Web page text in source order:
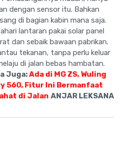
dengan sensor itu. Bahkan
di bagian kabin mana saja.
lantaran pakai solar panel
dan sebaik bawaan pabrikan.
tekanan, tanpa perlu keluar
di jalan bebas hambatan.
Juga:Ada di MG ZS, Wuling
560, Fitur Ini Bermanfaat
di Jalan ANJAR LEKSANA